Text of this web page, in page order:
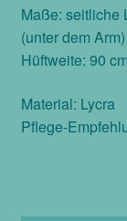
Maße: seitliche
(unter dem
Hüftweite: 90
Material: Lycra
Pflege-